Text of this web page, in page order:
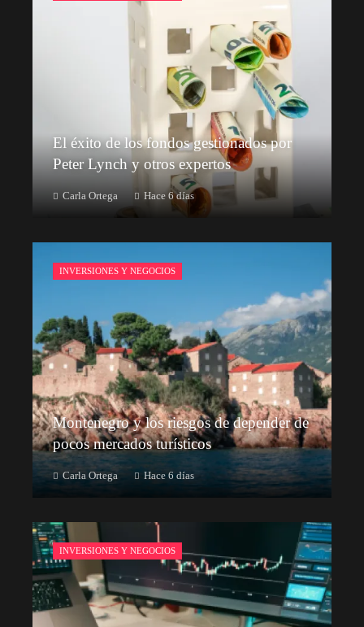
El éxito de los fondos gestionados por
Peter Lynch y otros expertos
Carla Ortega Hace 6 días
INVERSIONES Y NEGOCIOS
Montenegro y los riesgos de depender de
pocos mercados turísticos
Carla Ortega Hace 6 días
INVERSIONES Y NEGOCIOS